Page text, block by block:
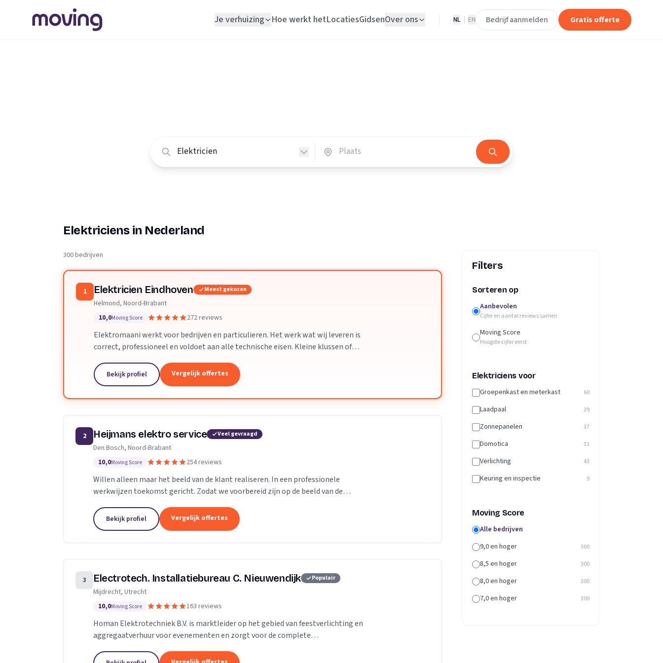
Je verhuizing
Loodgieter
Slotenmaker
Verhuisplanner
Hoe werkt hetLocatiesGidsenOver ons NL EN Bedrijf aanmelden Gratis offerte
Elektriciens in Nederland
300 bedrijven
1 Elektricien Eindhoven Meest gekozen
Helmond, Noord-Brabant
10,0Moving Score 272 reviews
Elektromaani werkt voor bedrijven en particulieren. Het werk wat wij leveren is
correct, professioneel en voldoet aan alle technische eisen. Kleine klussen of
Bekijk profiel Vergelijk offertes
2 Heijmans elektro service Veel gevraagd
Den Bosch, Noord-Brabant
10,0Moving Score 254 reviews
Willen alleen maar het beeld van de klant realiseren. In een professionele
werkwijzen toekomst gericht. Zodat we voorbereid zijn op de beeld van de
Bekijk profiel Vergelijk offertes
3 Electrotech. Installatiebureau C. Nieuwendijk Populair
Mijdrecht, Utrecht
10,0Moving Score 163 reviews
Homan Elektrotechniek B.V. is marktleider op het gebied van feestverlichting en
aggregaatverhuur voor evenementen en zorgt voor de complete
Filters
Sorteren op
Aanbevolen
Cijfer en aantal reviews samen
Moving Score
Hoogste cijfer eerst
Elektriciens voor
Groepenkast en meterkast 60
Laadpaal 29
Zonnepanelen 37
Domotica 31
Verlichting 43
Keuring en inspectie 9
Moving Score
Alle bedrijven
9,0 en hoger
300
8,5 en hoger 300
8,0 en hoger 300
7,0 en hoger 300